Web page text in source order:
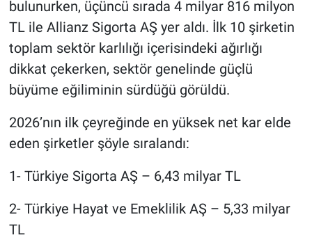
bulunurken, üçüncü sırada 4 milyar 816 milyon
TL ile Allianz Sigorta AŞ yer aldı. İlk 10 şirketin
toplam sektör karlılığı içerisindeki ağırlığı
dikkat çekerken, sektör genelinde güçlü
büyüme eğiliminin sürdüğü görüldü.
2026’nın ilk çeyreğinde en yüksek net kar elde
eden şirketler şöyle sıralandı:
1- Türkiye Sigorta AŞ – 6,43 milyar TL
2- Türkiye Hayat ve Emeklilik AŞ – 5,33 milyar
TL